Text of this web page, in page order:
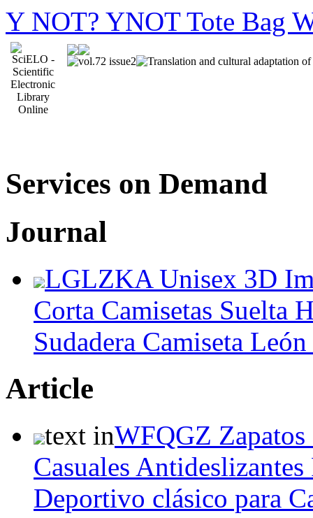
Y NOT? YNOT Tote Bag
Services on Demand
Journal
LGLZKA Unisex 3D
Corta Camisetas Suelta
Sudadera Camiseta
Article
text inWFQGZ Zapatos
Casuales
Deportivo clásico para